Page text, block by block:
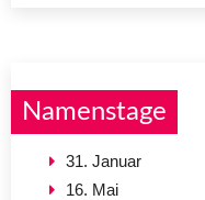
Namenstage
31. Januar
16. Mai